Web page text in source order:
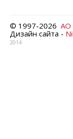
© 1997-2026 АО
Дизайн сайта -
2014